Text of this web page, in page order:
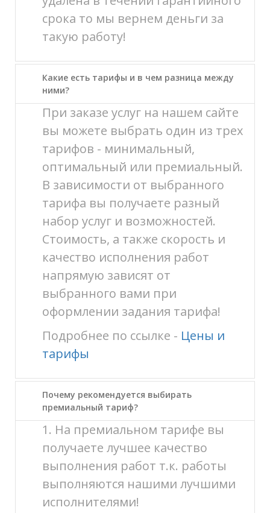
срока то мы вернем деньги за
такую работу!
Какие есть тарифы и в чем разница между
ними?
При заказе услуг на нашем сайте
вы можете выбрать один из трех
тарифов - минимальный,
оптимальный или премиальный.
В зависимости от выбранного
тарифа вы получаете разный
набор услуг и возможностей.
Стоимость, а также скорость и
качество исполнения работ
напрямую зависят от
выбранного вами при
оформлении задания тарифа!
Подробнее по ссылке - Цены и
тарифы
Почему рекомендуется выбирать
премиальный тариф?
1. На премиальном тарифе вы
получаете лучшее качество
выполнения работ т.к. работы
выполняются нашими лучшими
исполнителями!